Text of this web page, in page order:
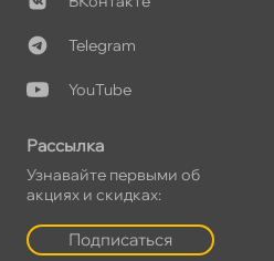
Telegram
YouTube
Рассылка
Узнавайте первыми о
акциях и скидках:
Подписаться